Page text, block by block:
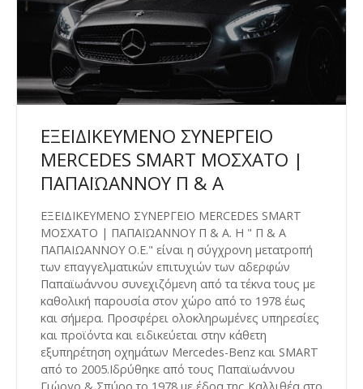
ΕΞΕΙΔΙΚΕΥΜΕΝΟ ΣΥΝΕΡΓΕΙΟ
MERCEDES SMART ΜΟΣΧΑΤΟ |
ΠΑΠΑΪΩΑΝΝΟΥ Π & Α
ΕΞΕΙΔΙΚΕΥΜΕΝΟ ΣΥΝΕΡΓΕΙΟ MERCEDES SMART
ΜΟΣΧΑΤΟ | ΠΑΠΑΪΩΑΝΝΟΥ Π & Α. Η " Π & Α
ΠΑΠΑΙΩΑΝΝΟΥ Ο.Ε." είναι η σύγχρονη μετατροπή
των επαγγελματικών επιτυχιών των αδερφών
Παπαϊωάννου συνεχιζόμενη από τα τέκνα τους με
καθολική παρουσία στον χώρο από το 1978 έως
και σήμερα. Προσφέρει ολοκληρωμένες υπηρεσίες
και προϊόντα και ειδικεύεται στην κάθετη
εξυπηρέτηση οχημάτων Mercedes-Benz και SMART
από το 2005.Ιδρύθηκε από τους Παπαϊωάννου